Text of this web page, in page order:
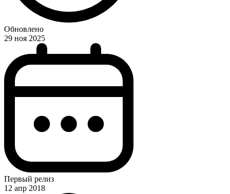
Обновлено
29 ноя 2025
Первый релиз
12 апр 2018